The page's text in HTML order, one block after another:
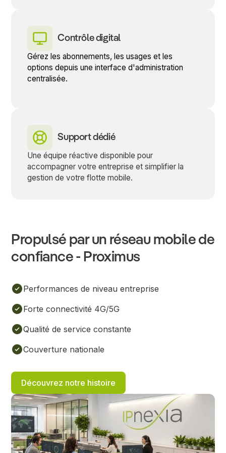
Contrôle digital
Gérez les abonnements, les usages et les
options depuis une interface d'administration
centralisée.
Support dédié
Une équipe réactive disponible pour
accompagner votre entreprise et simplifier la
gestion de votre flotte mobile.
Propulsé par un réseau mobile de
confiance - Proximus
Performances de niveau entreprise
Forte connectivité 4G/5G
Qualité de service constante
Couverture nationale
Découvrez notre histoire